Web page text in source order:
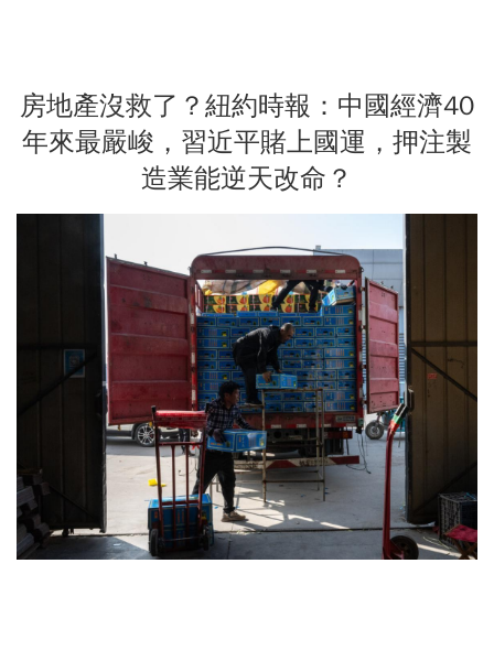
房地產沒救了？紐約時報：中國經濟40
年來最嚴峻，習近平賭上國運，押注製
造業能逆天改命？